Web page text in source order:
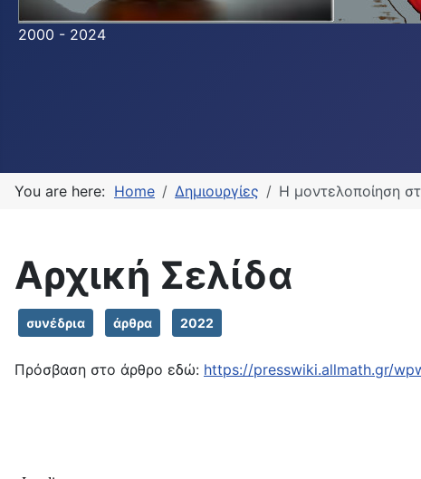
2000 - 2024
You are here: Home Δημιουργίες Η μοντελοποίηση
Αρχική Σελίδα
συνέδρια άρθρα 2022
Πρόσβαση στο άρθρο εδώ: https://presswiki.allmath.gr/